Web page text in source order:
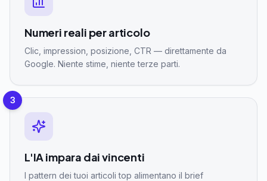
Numeri reali per articolo
Clic, impression, posizione, CTR — direttamente da
Google. Niente stime, niente terze parti.
3
L'IA impara dai vincenti
I pattern dei tuoi articoli top alimentano il brief